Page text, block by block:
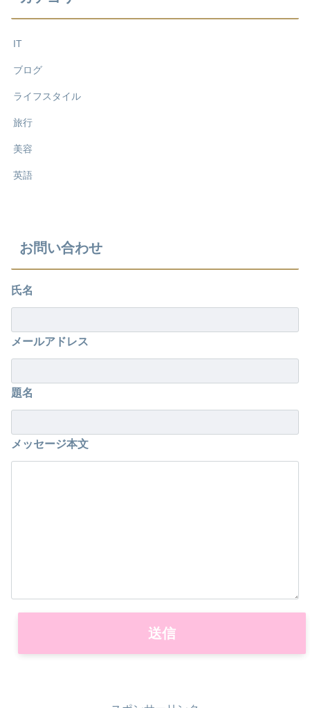
IT
ブログ
ライフスタイル
旅行
美容
英語
お問い合わせ
氏名
メールアドレス
題名
メッセージ本文